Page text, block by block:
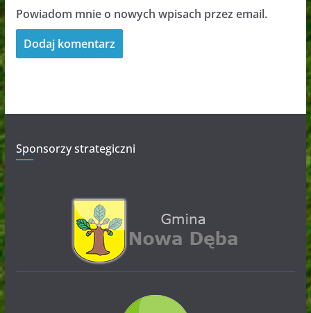
Powiadom mnie o nowych wpisach przez email.
Sponsorzy strategiczni